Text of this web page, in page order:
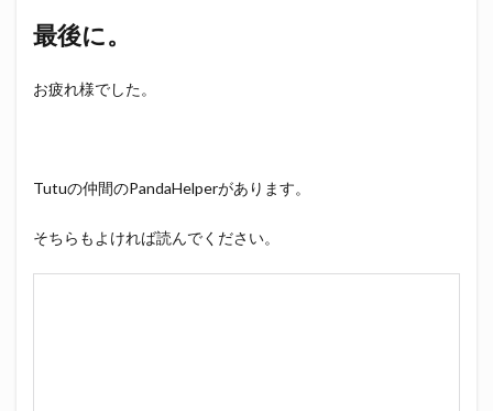
最後に。
お疲れ様でした。
Tutuの仲間のPandaHelperがあります。
そちらもよければ読んでください。